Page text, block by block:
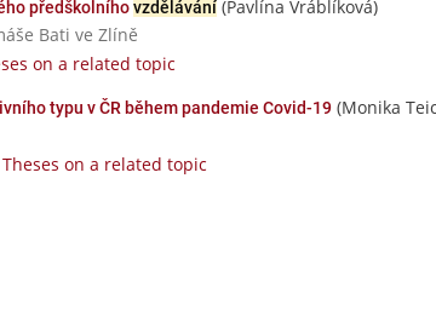
předškolníhovzdělávání (Pavlína Vráblíková)
Bati ve Zlíně
on a related topic
typu v ČR během pandemie Covid-19 (Monika
Theses on a related topic